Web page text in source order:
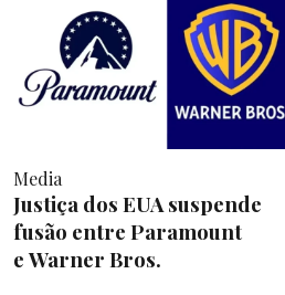
Media
Justiça dos EUA suspende
fusão entre Paramount
e Warner Bros.